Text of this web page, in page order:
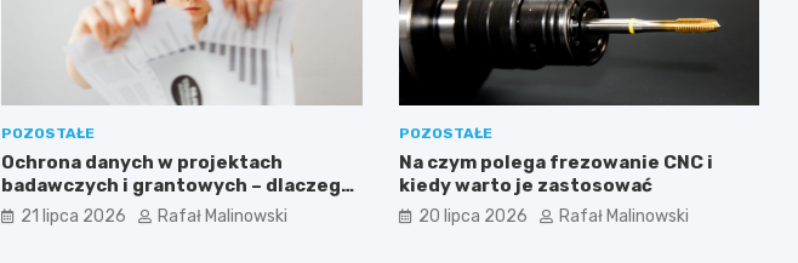
POZOSTAŁE
Ochrona danych w projektach
badawczych i grantowych – dlaczego
niszczenie dokumentów musi być
częścią procedury?
21 lipca 2026 Rafał Malinowski
POZOSTAŁE
Na czym polega frezowanie CNC i
kiedy warto je zastosować
20 lipca 2026 Rafał Malinowski